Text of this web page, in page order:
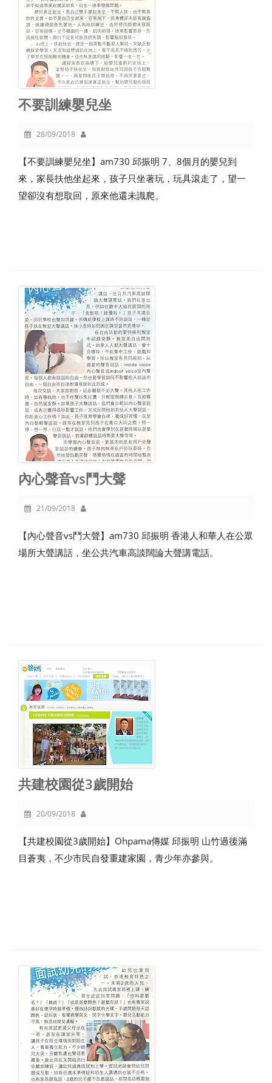
不要訓練嬰兒坐
28/09/2018
【不要訓練嬰兒坐】am730 邱振明 7、8個月的嬰兒到
來，家長扶他坐起來，孩子只坐著玩，玩具滾走了，望一
望卻沒有想取回，原來他還未識爬。
內心聲音vs鬥大聲
21/09/2018
【內心聲音vs鬥大聲】am730 邱振明 香港人和華人在公眾
場所大聲講話，坐公共汽車高談闊論大聲講電話。
共建校園從3歲開始
20/09/2018
【共建校園從3歲開始】Ohpama傳媒 邱振明 山竹過後滿
目蒼夷，不少市民自發重建家園，青少年亦參與。